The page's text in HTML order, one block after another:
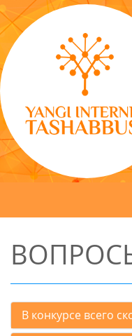
В конкурсе всего